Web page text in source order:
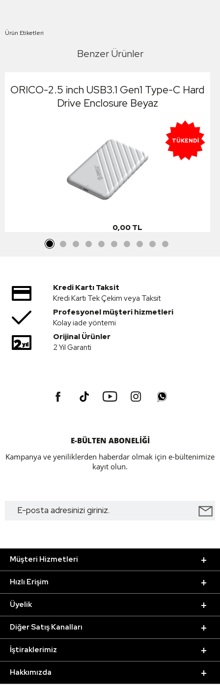
Ürün Etiketleri
Benzer Ürünler
ORICO-2.5 inch USB3.1 Gen1 Type-C Hard
Drive Enclosure Beyaz
TÜKENDI
0,00 TL
Kredi Kartı Taksit
Kredi Kartı Tek Çekim veya Taksit
Profesyonel müşteri hizmetleri
Kolay iade yöntemi
Orijinal Ürünler
2 Yıl Garanti
E-BÜLTEN ABONELİĞİ
Kampanya ve yeniliklerden haberdar olmak için e-bültenimize
kayıt olun.
Müşteri Hizmetleri
Hızlı Erişim
Üyelik
Diğer Satış Kanalları
İştiraklerimiz
Hakkımızda